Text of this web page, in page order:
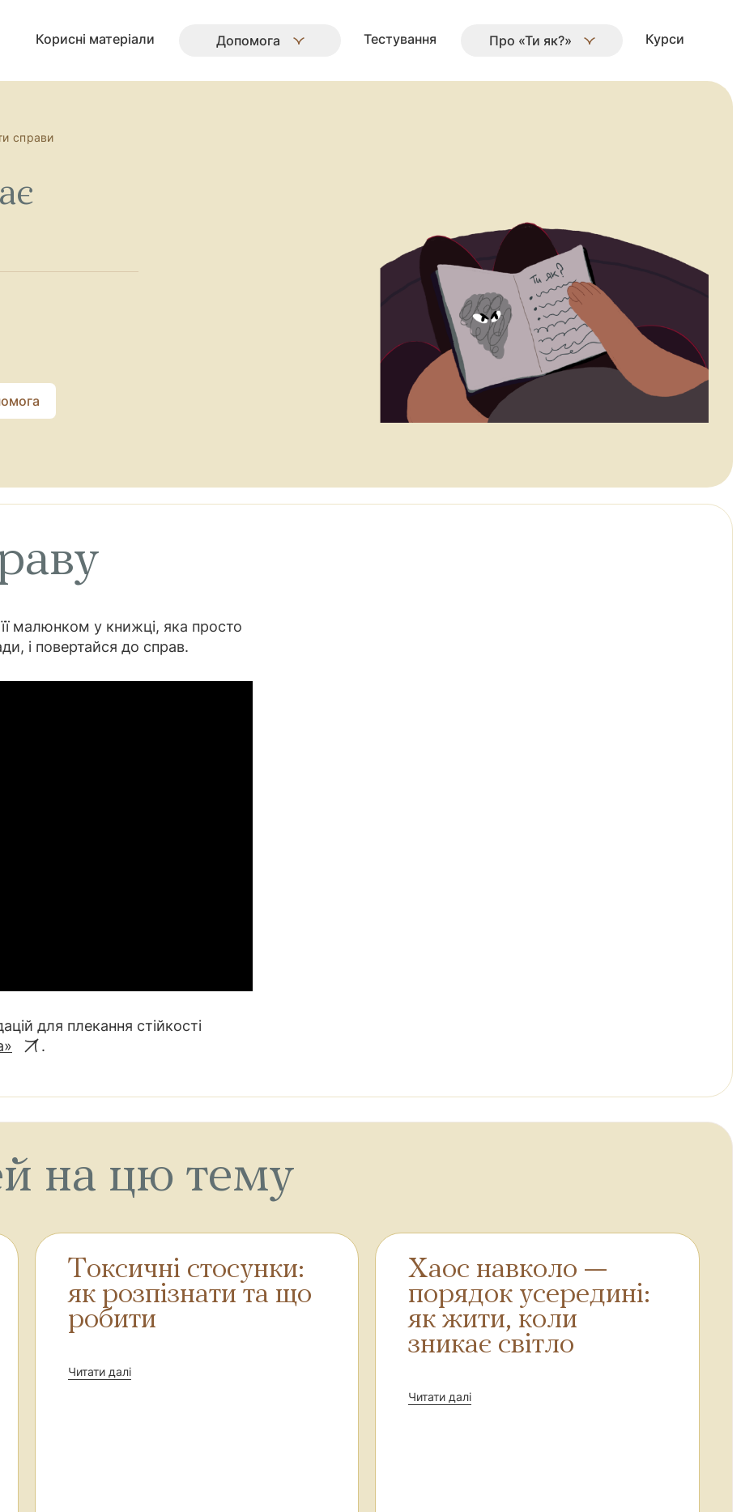
Корисні матеріали Допомога Тестування Про «Ти як?» Курси
справи
малюнком у книжці, яка просто
і повертайся до справ.
для плекання стійкості
.
на цю тему
Токсичні стосунки:
як розпізнати та що
робити
Читати далі
Хаос навколо —
порядок усередині:
як жити, коли
зникає світло
Читати далі